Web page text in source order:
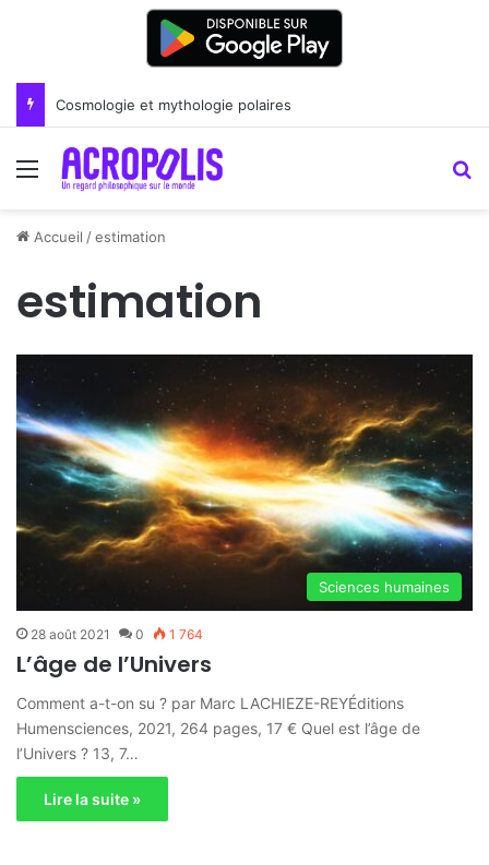
Cosmologie et mythologie polaires
Menu
Accueil /estimation
estimation
Sciences humaines
28 août 2021 0 1 764
L’âge de l’Univers
Comment a-t-on su ? par Marc LACHIEZE-REYÉditions
Humensciences, 2021, 264 pages, 17 € Quel est l’âge de
l’Univers ? 13, 7…
Lire la suite »